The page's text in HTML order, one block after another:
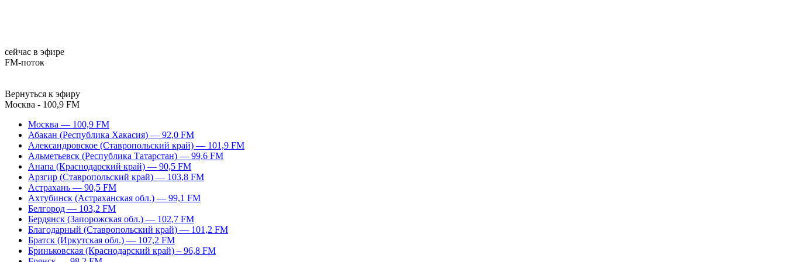
сейчас в эфире
FM-поток
Вернуться к эфиру
Москва - 100,9 FM
Москва — 100,9 FM
Абакан (Республика Хакасия) — 92,0 FM
Александровское (Ставропольский край) — 101,9 FM
Альметьевск (Республика Татарстан) — 99,6 FM
Анапа (Краснодарский край) — 90,5 FM
Арзгир (Ставропольский край) — 103,8 FM
Астрахань — 90,5 FM
Ахтубинск (Астраханская обл.) — 99,1 FM
Белгород — 103,2 FM
Бердянск (Запорожская обл.) — 102,7 FM
Благодарный (Ставропольский край) — 101,2 FM
Братск (Иркутская обл.) — 107,2 FM
Бриньковская (Краснодарский край) – 96,8 FM